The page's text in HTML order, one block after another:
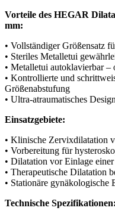
Vorteile des HEGAR
mm:
• Vollständiger Größensatz
• Steriles Metalletui
• Metalletui autoklavierbar
• Kontrollierte und
Größenabstufung
• Ultra-atraumatisches
Einsatzgebiete:
• Klinische Zervixdilatation
• Vorbereitung für
• Dilatation vor Einlage
• Therapeutische Dilatation
• Stationäre gynäkologische
Technische Spezifikationen: